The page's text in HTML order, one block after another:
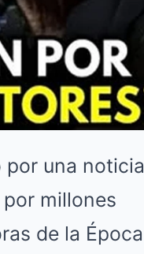
por una noticia
millones
de la Época